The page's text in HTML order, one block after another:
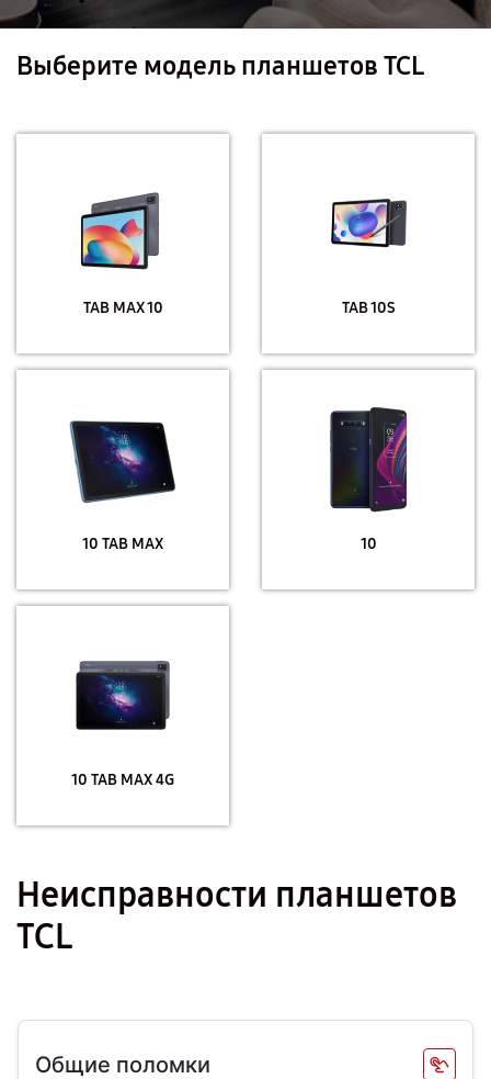
Выберите модель планшетов TCL
TAB MAX 10 TAB 10S
10 TAB MAX 10
10 TAB MAX 4G
Неисправности планшетов
TCL
Общие поломки